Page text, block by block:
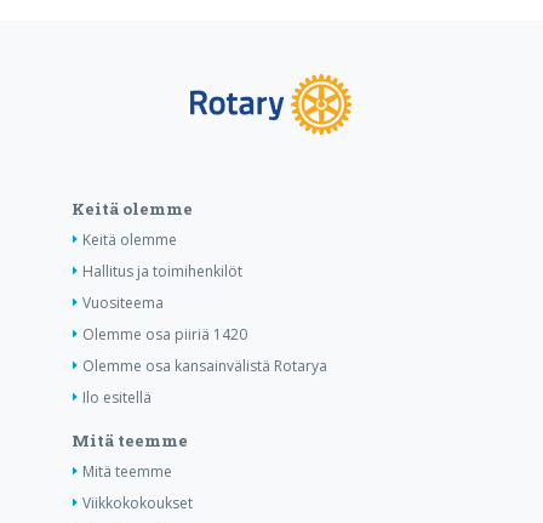
Keitä olemme
Keitä olemme
Hallitus ja toimihenkilöt
Vuositeema
Olemme osa piiriä 1420
Olemme osa kansainvälistä Rotarya
Ilo esitellä
Mitä teemme
Mitä teemme
Viikkokokoukset